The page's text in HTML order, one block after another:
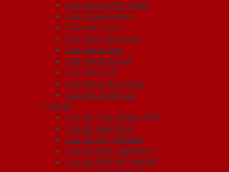
Cửa nhựa ghép thanh
Cửa nhựa Sungyu
Cửa vòm nhựa
Cửa Nhựa Đài Loan
Cửa Nhựa Đẹp
Cửa Nhựa Giả Gỗ
Cửa Nhựa Gỗ
Cửa Nhựa Hàn Quốc
Cửa Nhựa Vân Gỗ
Cửa gỗ
Cửa gỗ công nghiệp HDF
Cửa Gỗ Hàn Quốc
Cửa gỗ HDF VENEER
Cửa gỗ MDF LAMINATE
Cửa gỗ MDF MELAMINE